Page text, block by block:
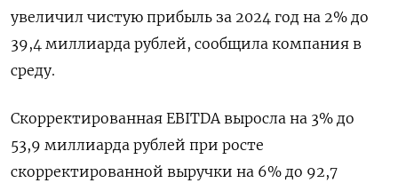
увеличил чистую прибыль за 2024 год на 2% до
39,4 миллиарда рублей, сообщила компания в
среду.
Скорректированная EBITDA выросла на 3% до
53,9 миллиарда рублей при росте
скорректированной выручки на 6% до 92,7